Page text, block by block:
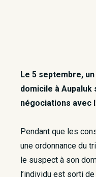
Le 5 septembre,
domicile à Aupaluk
négociations avec
Pendant que les
une ordonnance du
le suspect à son
l’individu est sorti